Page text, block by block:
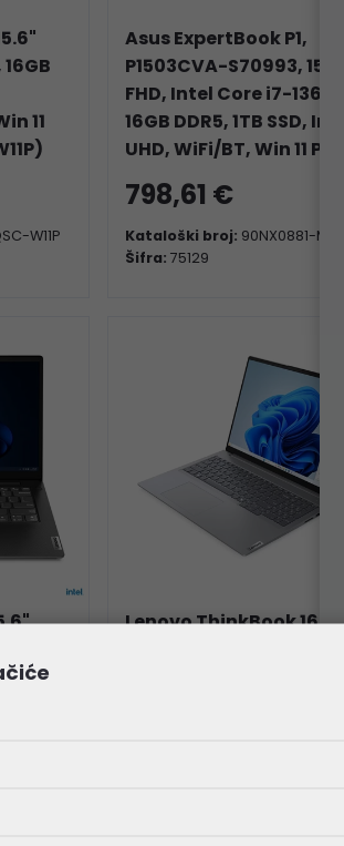
11
W11P
Asus ExpertBook P1,
P1503CVA-S70993, 15.6"
FHD, Intel Core i7-
16GB DDR5, 1TB SSD, Intel
UHD, WiFi/BT, Win 11 Pro
798,61 €
Kataloški broj: 90NX0881-
Šifra: 75129
Lenovo ThinkBook 16